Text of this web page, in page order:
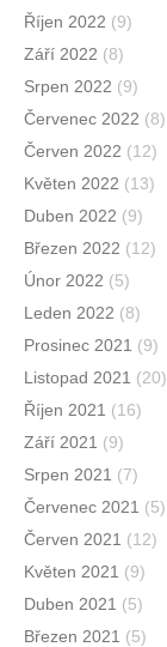
Říjen 2022 (9)
Září 2022 (8)
Srpen 2022 (9)
Červenec 2022 (8)
Červen 2022 (12)
Květen 2022 (13)
Duben 2022 (9)
Březen 2022 (12)
Únor 2022 (5)
Leden 2022 (8)
Prosinec 2021 (9)
Listopad 2021 (20)
Říjen 2021 (16)
Září 2021 (9)
Srpen 2021 (7)
Červenec 2021 (5)
Červen 2021 (12)
Květen 2021 (9)
Duben 2021 (5)
Březen 2021 (5)